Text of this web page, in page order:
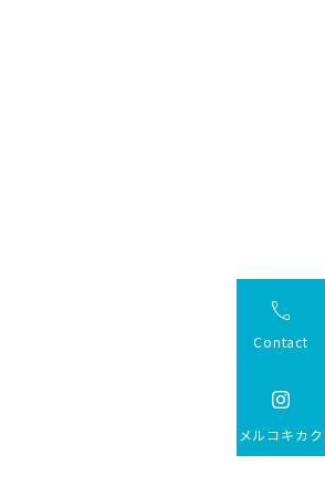

Contact

メルコキカク